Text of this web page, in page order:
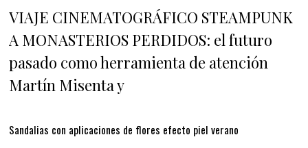
VIAJE CINEMATOGRÁFICO STEAMPUNK
A MONASTERIOS PERDIDOS: el futuro
pasado como herramienta de atención
Martín Misenta y
Sandalias con aplicaciones de flores efecto piel verano